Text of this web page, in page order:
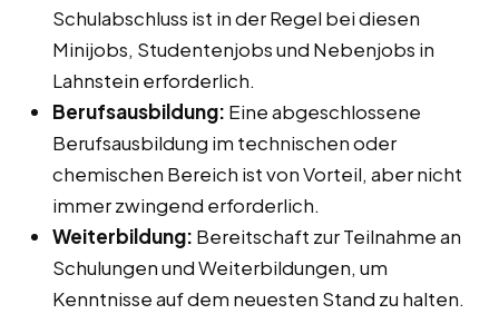
Schulabschluss ist in der Regel bei diesen
Minijobs, Studentenjobs und Nebenjobs in
Lahnstein erforderlich.
Berufsausbildung: Eine abgeschlossene
Berufsausbildung im technischen oder
chemischen Bereich ist von Vorteil, aber nicht
immer zwingend erforderlich.
Weiterbildung: Bereitschaft zur Teilnahme an
Schulungen und Weiterbildungen, um
Kenntnisse auf dem neuesten Stand zu halten.